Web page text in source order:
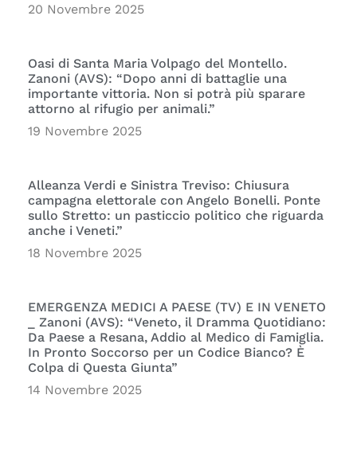
20 Novembre 2025
Oasi di Santa Maria Volpago del Montello.
Zanoni (AVS): “Dopo anni di battaglie una
importante vittoria. Non si potrà più sparare
attorno al rifugio per animali.”
19 Novembre 2025
Alleanza Verdi e Sinistra Treviso: Chiusura
campagna elettorale con Angelo Bonelli. Ponte
sullo Stretto: un pasticcio politico che riguarda
anche i Veneti.”
18 Novembre 2025
EMERGENZA MEDICI A PAESE (TV) E IN VENETO
_ Zanoni (AVS): “Veneto, il Dramma Quotidiano:
Da Paese a Resana, Addio al Medico di Famiglia.
In Pronto Soccorso per un Codice Bianco? È
Colpa di Questa Giunta”
14 Novembre 2025